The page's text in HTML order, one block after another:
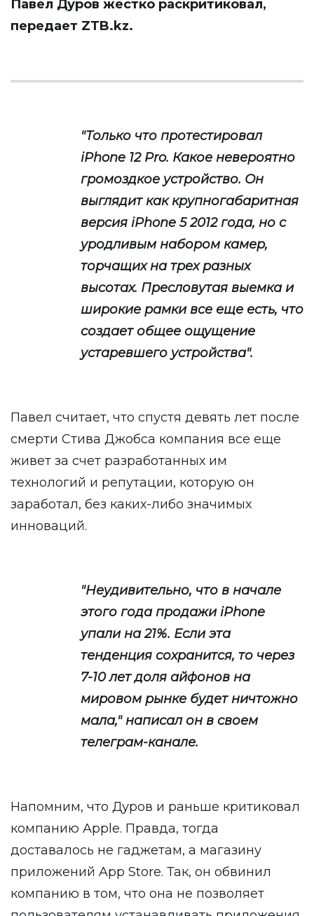
Павел Дуров жестко раскритиковал,
передает ZTB.kz.
"Только что протестировал
iPhone 12 Pro. Какое невероятно
громоздкое устройство. Он
выглядит как крупногабаритная
версия iPhone 5 2012 года, но с
уродливым набором камер,
торчащих на трех разных
высотах. Пресловутая выемка и
широкие рамки все еще есть, что
создает общее ощущение
устаревшего устройства".
Павел считает, что спустя девять лет после
смерти Стива Джобса компания все еще
живет за счет разработанных им
технологий и репутации, которую он
заработал, без каких-либо значимых
инноваций.
"Неудивительно, что в начале
этого года продажи iPhone
упали на 21%. Если эта
тенденция сохранится, то через
7-10 лет доля айфонов на
мировом рынке будет ничтожно
мала," написал он в своем
телеграм-канале.
Напомним, что Дуров и раньше критиковал
компанию Apple. Правда, тогда
доставалось не гаджетам, а магазину
приложений App Store. Так, он обвинил
компанию в том, что она не позволяет